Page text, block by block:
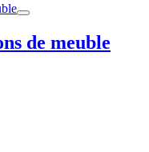
de meuble